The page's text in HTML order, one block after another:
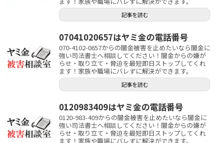
記事を読む
07041020657はヤミ金の電話番号
070-4102-0657からの闇金被害を止めたいなら闇金に
強い司法書士へ相談してください！闇金からの嫌が
らせ・取り立て・脅迫を最短即日ストップしてくれ
ます！家族や職場にバレずに解決ができます。
記事を読む
0120983409はヤミ金の電話番号
0120-983-409からの闇金被害を止めたいなら闇金に
強い司法書士へ相談してください！闇金からの嫌が
らせ・取り立て・脅迫を最短即日ストップしてくれ
ます！家族や職場にバレずに解決ができます。